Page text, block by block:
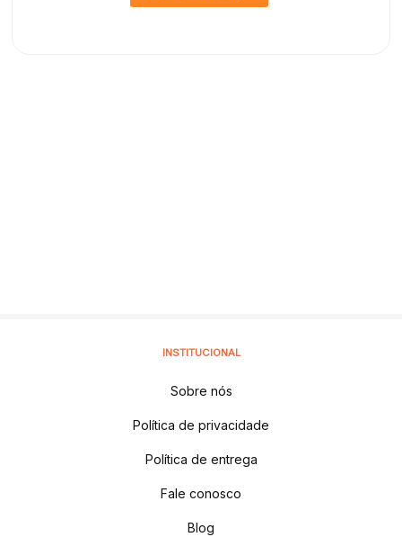
INSTITUCIONAL
Sobre nós
Política de privacidade
Política de entrega
Fale conosco
Blog